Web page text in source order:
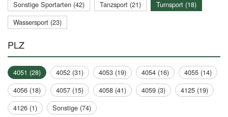
Sonstige Sportarten (42)
Tanzsport (21)
Turnsport (18)
Wassersport (23)
PLZ
4051 (28) 4052 (31) 4053 (19) 4054 (16)
4055 (14)
4056 (18)
4057 (15) 4058 (41) 4059 (3)
4125 (19)
4126 (1)
Sonstige (74)